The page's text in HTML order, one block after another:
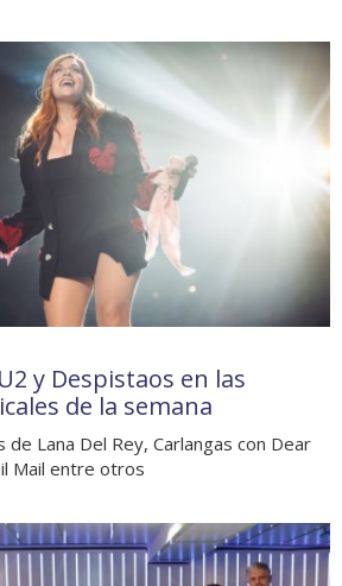
y Despistaos en las
de la semana
Lana Del Rey, Carlangas con Dear
Mail entre otros